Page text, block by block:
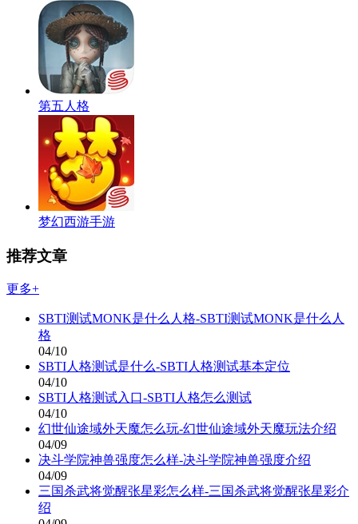
第五人格
梦幻西游手游
推荐文章
更多+
SBTI测试MONK是什么人格-SBTI测试MONK是什么人
格
04/10
SBTI人格测试是什么-SBTI人格测试基本定位
04/10
SBTI人格测试入口-SBTI人格怎么测试
04/10
幻世仙途域外天魔怎么玩-幻世仙途域外天魔玩法介绍
04/09
决斗学院神兽强度怎么样-决斗学院神兽强度介绍
04/09
三国杀武将觉醒张星彩怎么样-三国杀武将觉醒张星彩介
绍